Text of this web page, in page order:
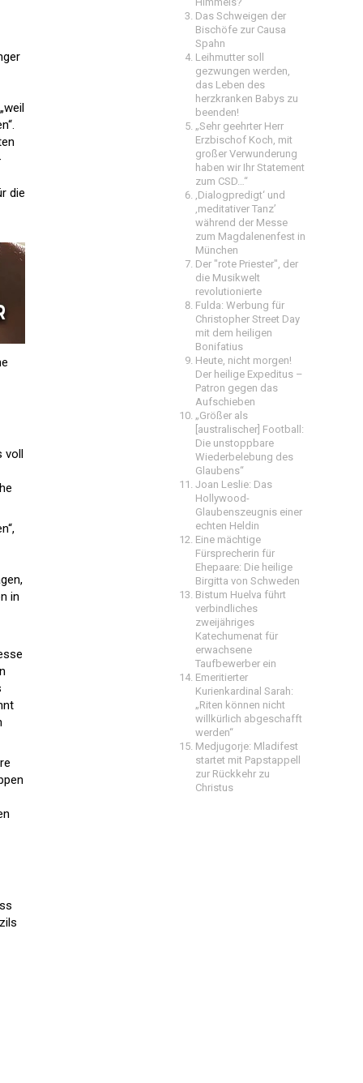
die
voll
in
Das Schweigen der
Bischöfe zur Causa
Spahn
Leihmutter soll
gezwungen werden,
das Leben des
herzkranken Babys zu
beenden!
„Sehr geehrter Herr
Erzbischof Koch, mit
großer Verwunderung
haben wir Ihr Statement
zum CSD…“
‚Dialogpredigt‘ und
‚meditativer Tanz’
während der Messe
zum Magdalenenfest in
München
Der "rote Priester", der
die Musikwelt
revolutionierte
Fulda: Werbung für
Christopher Street Day
mit dem heiligen
Bonifatius
Heute, nicht morgen!
Der heilige Expeditus –
Patron gegen das
Aufschieben
„Größer als
[australischer] Football:
Die unstoppbare
Wiederbelebung des
Glaubens“
Joan Leslie: Das
Hollywood-
Glaubenszeugnis einer
echten Heldin
Eine mächtige
Fürsprecherin für
Ehepaare: Die heilige
Birgitta von Schweden
Bistum Huelva führt
verbindliches
zweijähriges
Katechumenat für
erwachsene
Taufbewerber ein
Emeritierter
Kurienkardinal Sarah:
„Riten können nicht
willkürlich abgeschafft
werden“
Medjugorje: Mladifest
startet mit Papstappell
zur Rückkehr zu
Christus